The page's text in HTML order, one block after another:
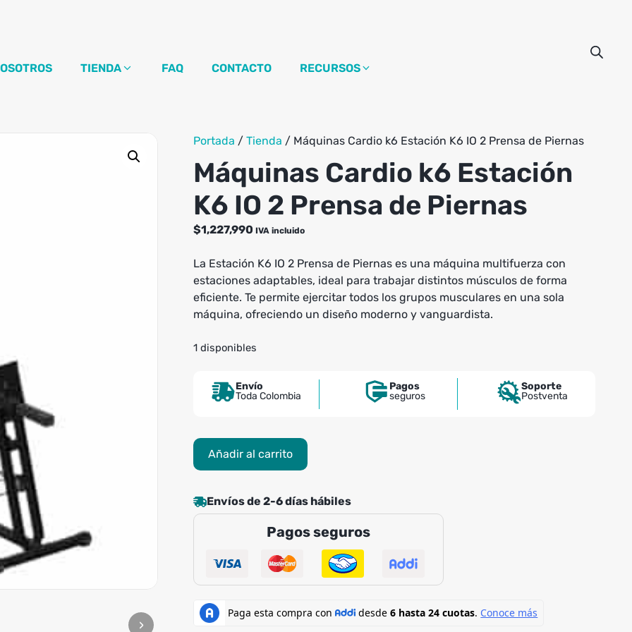
TIENDA FAQ CONTACTO RECURSOS
›
Portada / Tienda / Máquinas Cardio k6 Estación K6 IO 2 Prensa de Piernas
Máquinas Cardio k6 Estación
K6 IO 2 Prensa de Piernas
$1,227,990 IVA incluido
La Estación K6 IO 2 Prensa de Piernas es una máquina multifuerza con
estaciones adaptables, ideal para trabajar distintos músculos de forma
eficiente. Te permite ejercitar todos los grupos musculares en una sola
máquina, ofreciendo un diseño moderno y vanguardista.
1 disponibles
Envío
Toda Colombia
Pagos
seguros
Soporte
Postventa
Máquinas
Cardio
Estación
K6
Prensa
de
cantidad
Añadir al carrito
Envíos de 2-6 días hábiles
Pagos seguros